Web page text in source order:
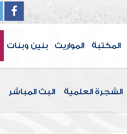
المكتبة المواريث بنين وبنات
الشجرة العلمية البث المباشر